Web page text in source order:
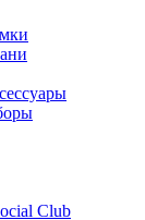
Club